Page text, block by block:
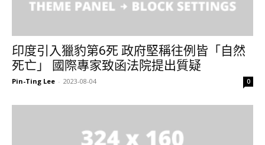
印度引入獵豹第6死 政府堅稱往例皆「自然
死亡」 國際專家致函法院提出質疑
Pin-Ting Lee - 2023-08-04 0